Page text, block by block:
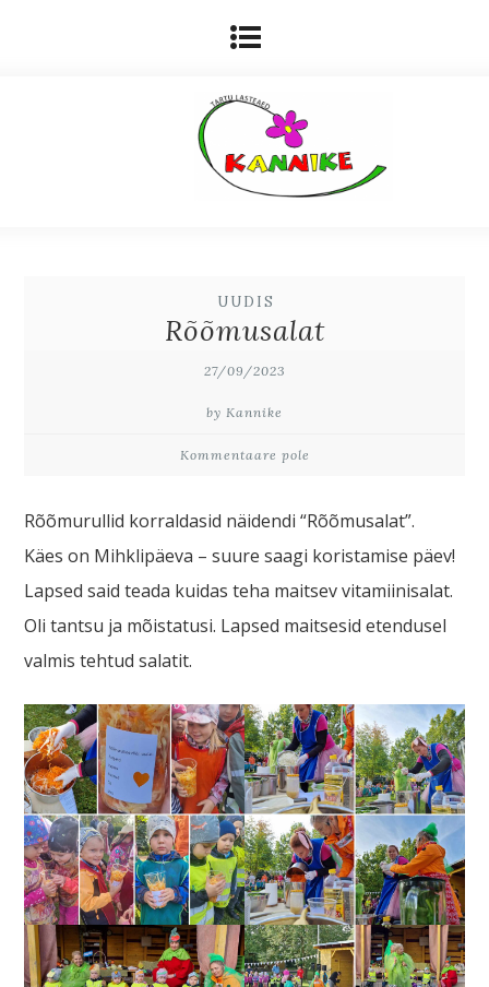
UUDIS
Rõõmusalat
27/09/2023
by Kannike
Kommentaare pole
Rõõmurullid korraldasid näidendi “Rõõmusalat”.
Käes on Mihklipäeva – suure saagi koristamise päev!
Lapsed said teada kuidas teha maitsev vitamiinisalat.
Oli tantsu ja mõistatusi. Lapsed maitsesid etendusel
valmis tehtud salatit.